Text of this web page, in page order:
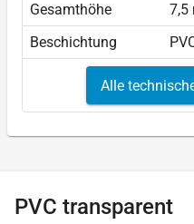
Gesamthöhe
7,5
Beschichtung
Alle
PVC transparent